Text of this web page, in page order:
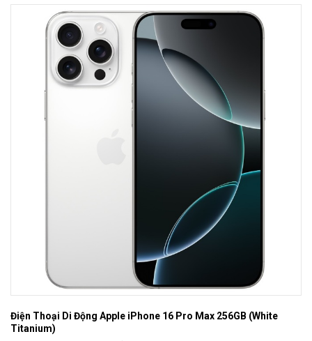
Điện Thoại Di Động Apple iPhone 16 Pro Max 256GB (White
Titanium)